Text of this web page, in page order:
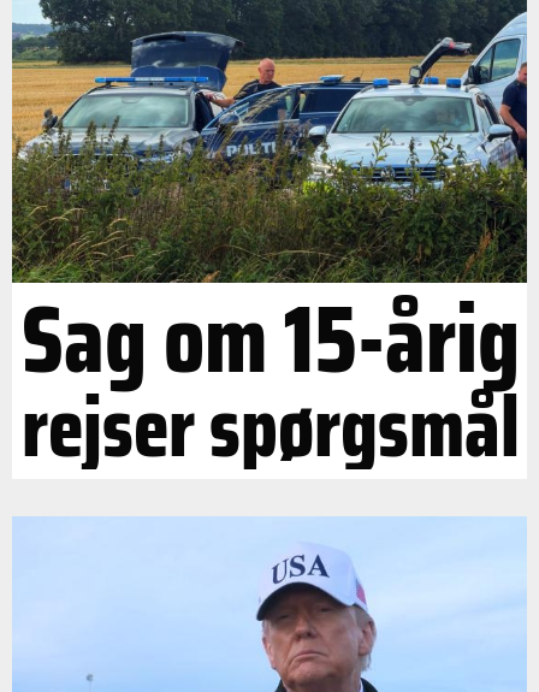
Sag om 15-årig
rejser spørgsmål